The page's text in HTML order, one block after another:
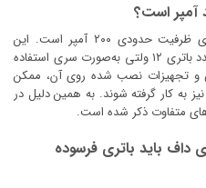
آمپر است؟
باتری استاندارد برای اتوبوس داف دارای ظرفیت حدودی ۲۰۰ آمپر است. این
خودرو برای تأمین ولتاژ ۲۴ ولت از دو عدد باتری ۱۲ ولتی به‌صورت سری استفاده
و تجهیزات نصب شده روی آن، ممکن
به کار گرفته شوند. به همین دلیل در
متفاوت ذکر شده است.
داف باید باتری فرسوده